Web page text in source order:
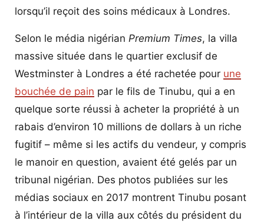
lorsqu’il reçoit des soins médicaux à Londres.
Selon le média nigérian Premium Times, la villa
massive située dans le quartier exclusif de
Westminster à Londres a été rachetée pour une
bouchée de pain par le fils de Tinubu, qui a en
quelque sorte réussi à acheter la propriété à un
rabais d’environ 10 millions de dollars à un riche
fugitif – même si les actifs du vendeur, y compris
le manoir en question, avaient été gelés par un
tribunal nigérian. Des photos publiées sur les
médias sociaux en 2017 montrent Tinubu posant
à l’intérieur de la villa aux côtés du président du